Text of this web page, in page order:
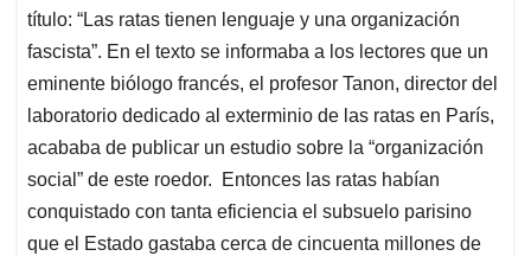
título: “Las ratas tienen lenguaje y una organización
fascista”. En el texto se informaba a los lectores que un
eminente biólogo francés, el profesor Tanon, director del
laboratorio dedicado al exterminio de las ratas en París,
acababa de publicar un estudio sobre la “organización
social” de este roedor. Entonces las ratas habían
conquistado con tanta eficiencia el subsuelo parisino
que el Estado gastaba cerca de cincuenta millones de